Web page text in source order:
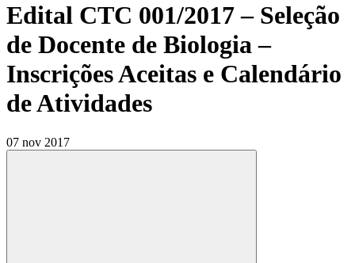
Edital CTC 001/2017 – Seleção
de Docente de Biologia –
Inscrições Aceitas e Calendário
de Atividades
07 nov 2017